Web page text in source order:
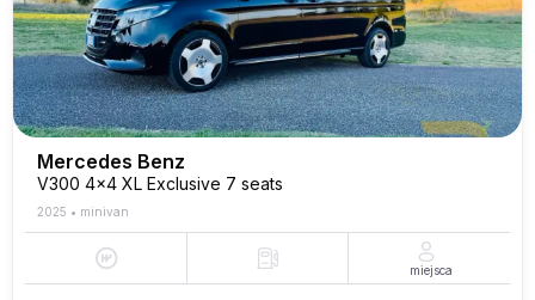
Mercedes Benz
V300 4x4 XL Exclusive 7 seats
2025 • minivan
miejsca